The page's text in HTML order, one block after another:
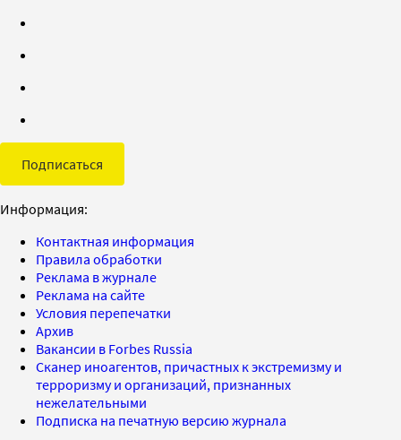
Подписаться
Информация:
Контактная информация
Правила обработки
Реклама в журнале
Реклама на сайте
Условия перепечатки
Архив
Вакансии в Forbes Russia
Сканер иноагентов, причастных к экстремизму и
терроризму и организаций, признанных
нежелательными
Подписка на печатную версию журнала